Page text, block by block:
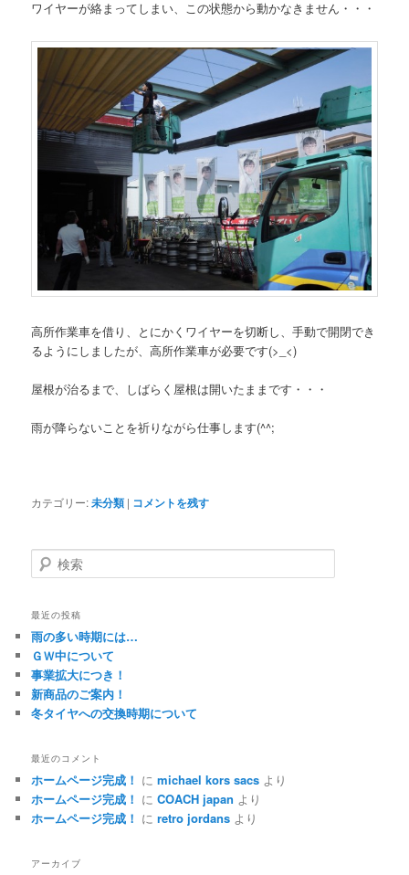
ワイヤーが絡まってしまい、この状態から動かなきません・・・
高所作業車を借り、とにかくワイヤーを切断し、手動で開閉でき
るようにしましたが、高所作業車が必要です(>_<)
屋根が治るまで、しばらく屋根は開いたままです・・・
雨が降らないことを祈りながら仕事します(^^;
カテゴリー:未分類 | コメントを残す
検
索
最近の投稿
雨の多い時期には…
ＧＷ中について
事業拡大につき！
新商品のご案内！
冬タイヤへの交換時期について
最近のコメント
ホームページ完成！ にmichael kors sacs より
ホームページ完成！ にCOACH japan より
ホームページ完成！ にretro jordans より
アーカイブ